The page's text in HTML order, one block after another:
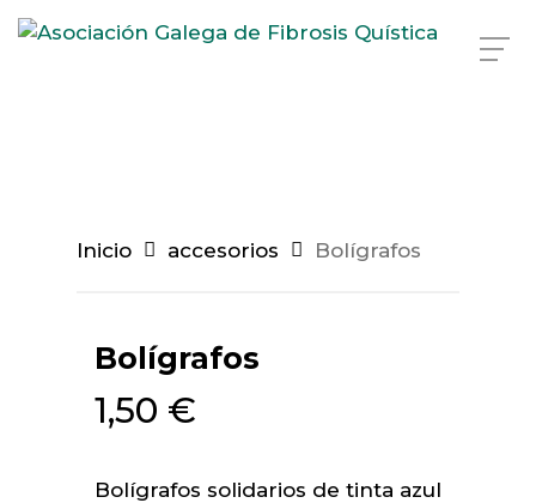
Inicio accesorios Bolígrafos
Bolígrafos
1,50 €
Bolígrafos solidarios de tinta azul